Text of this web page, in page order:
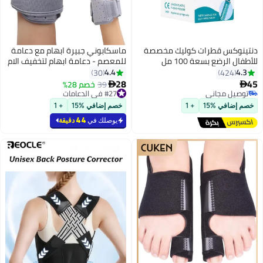
دنتينوكس قطرات كوليك مخصصة
للأطفال الرضع بسعة 100 مل
4.3
424
45
توصيل مجاني
توصيل مجاني
خصم إضافي %15 + 1
ماسكابوني جبيرة ابهام مع دعامة
للمعصم - دعامة ابهام لتخفيف الام
النفق الرسغي او التهاب الاوتار،
دعامة معصم تناسب اليدين اليسرى
واليمنى
4.4
30
28
39 خصم 28%
#27 في الدعامات
#27 في الدعامات
خصم إضافي %15 + 1
يوصلك في 44 دقيقة